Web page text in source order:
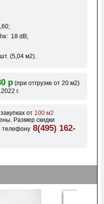
18 dB;
(5,04 м2).
р (при отгрузке от 20 м2)
г.
от 100 м2
Размер скидки
телефону 8(495) 162-